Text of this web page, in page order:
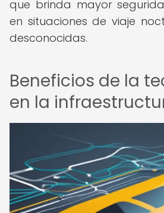
que brinda mayor
en situaciones de viaje
desconocidas.
Beneficios de la
en la